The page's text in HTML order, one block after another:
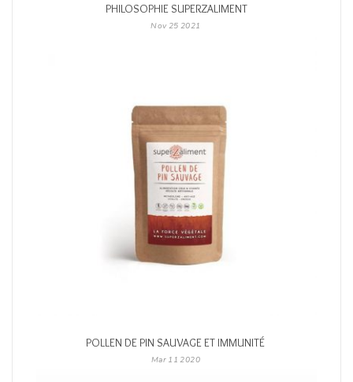
PHILOSOPHIE SUPERZALIMENT
Nov25 2021
POLLEN DE PIN SAUVAGE ET IMMUNITÉ
Mar 11 2020